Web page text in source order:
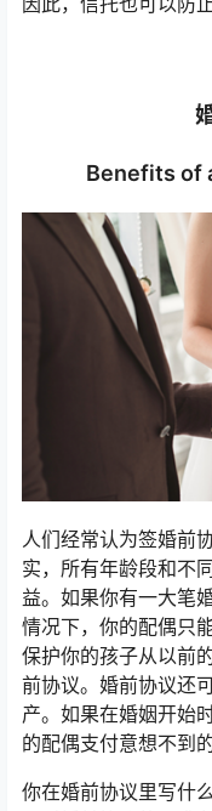
Benefits of
人们经常认为签婚前
实，所有年龄段和不
益。如果你有一大笔
情况下，你的配偶只
保护你的孩子从以前
前协议。婚前协议还
产。如果在婚姻开始
的配偶支付意想不到
你在婚前协议里写什